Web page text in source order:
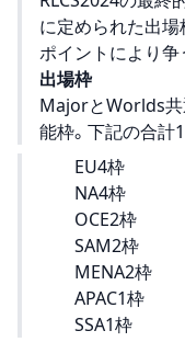
に定められた出
ポイントにより争
出場枠
MajorとWorlds共
能枠。下記の合計
EU4枠
NA4枠
OCE2枠
SAM 2枠
MENA2枠
APAC1枠
SSA1枠